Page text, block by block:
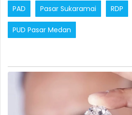
PAD Pasar Sukaramai RDP
PUD Pasar Medan